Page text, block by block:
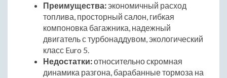
Преимущества:экономичный расход
топлива, просторный салон, гибкая
компоновка багажника, надежный
двигатель с турбонаддувом, экологический
класс Euro 5.
Недостатки:относительно скромная
динамика разгона, барабанные тормоза на